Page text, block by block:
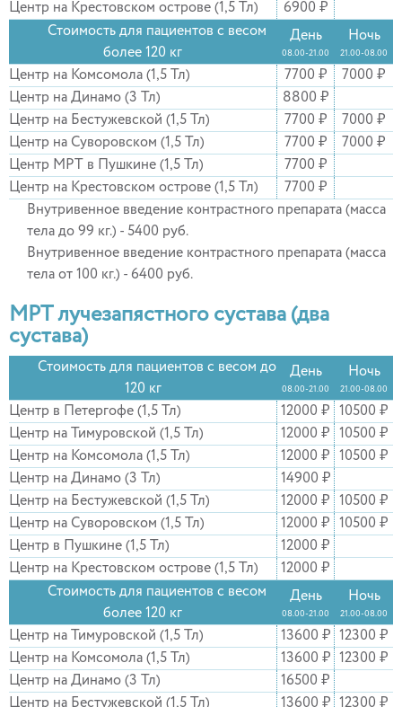
Центр на Крестовском острове (1,5 Тл)
6900 ₽
Стоимость для пациентов с весом
более 120 кг
День
08.00-21.00
Ночь
21.00-08.00
Центр на Комсомола (1,5 Тл) 7700 ₽
7000 ₽
Центр на Динамо (3 Тл)
8800 ₽
Центр на Бестужевской (1,5 Тл)
7700 ₽
7000 ₽
Центр на Суворовском (1,5 Тл)
7700 ₽
7000 ₽
Центр МРТ в Пушкине (1,5 Тл)
7700 ₽
Центр на Крестовском острове (1,5 Тл)
7700 ₽
Внутривенное введение контрастного препарата (масса
тела до 99 кг.) - 5400 руб.
Внутривенное введение контрастного препарата (масса
тела от 100 кг.) - 6400 руб.
МРТ лучезапястного сустава (два
сустава)
Стоимость для пациентов с весом до
120 кг
День
08.00-21.00
Ночь
21.00-08.00
Центр в Петергофе (1,5 Тл) 12000 ₽
10500 ₽
Центр на Тимуровской (1,5 Тл)
12000 ₽
10500 ₽
Центр на Комсомола (1,5 Тл)
12000 ₽
10500 ₽
Центр на Динамо (3 Тл)
14900 ₽
Центр на Бестужевской (1,5 Тл)
12000 ₽
10500 ₽
Центр на Суворовском (1,5 Тл)
12000 ₽
10500 ₽
Центр в Пушкине (1,5 Тл)
12000 ₽
Центр на Крестовском острове (1,5 Тл)
12000 ₽
Стоимость для пациентов с весом
более 120 кг
День
08.00-21.00
Ночь
21.00-08.00
Центр на Тимуровской (1,5 Тл) 13600 ₽
12300 ₽
Центр на Комсомола (1,5 Тл)
13600 ₽
12300 ₽
Центр на Динамо (3 Тл)
16500 ₽
Центр на Бестужевской (1,5 Тл)
13600 ₽
12300 ₽